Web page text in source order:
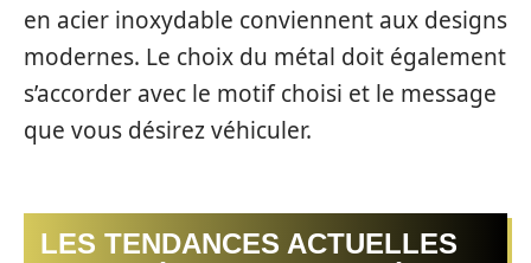
en acier inoxydable conviennent aux designs
modernes. Le choix du métal doit également
s’accorder avec le motif choisi et le message
que vous désirez véhiculer.
LES TENDANCES ACTUELLES